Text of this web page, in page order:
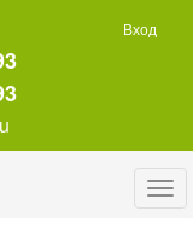
Вход